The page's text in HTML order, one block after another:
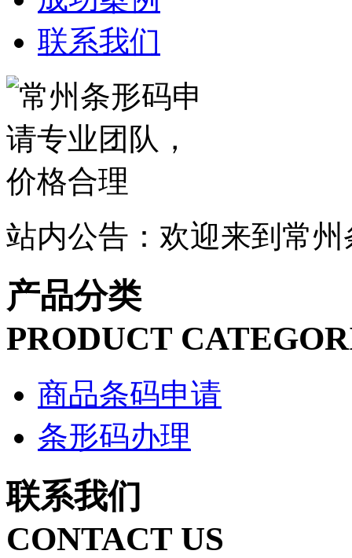
联系我们
站内公告：欢迎来到常
产品分类
PRODUCT
商品条码申请
条形码办理
联系我们
CONTACT US